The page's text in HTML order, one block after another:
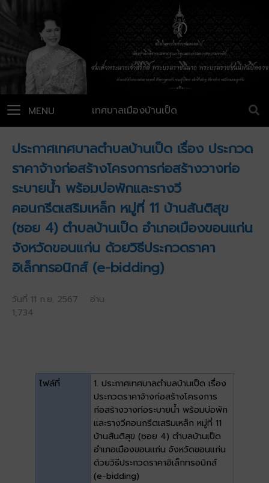
เทศบาลเมืองบ้านเป็ด
MENU
ประกาศเทศบาลตำบลบ้านเป็ด เรื่อง ประกวด
ราคาจ้างก่อสร้างโครงการก่อสร้างวางท่อ
ระบายน้ำ พร้อมบ่อพักและรางวี
คอนกรีตเสริมเหล็ก หมู่ที่ 11 บ้านสันติสุข
(ซอย 4) ตำบลบ้านเป็ด อำเภอเมืองขอนแก่น
จังหวัดขอนแก่น ด้วยวิธีประกวดราคา
อิเล็กทรอนิกส์ (e-bidding)
วันที่ 11 ก.ย. 2567 อ่าน
1,734
ไฟล์ที่
1. ประกาศเทศบาลตำบลบ้านเป็ด เรื่อง
ประกวดราคาจ้างก่อสร้างโครงการ
ก่อสร้างวางท่อระบายน้ำ พร้อมบ่อพัก
และรางวีคอนกรีตเสริมเหล็ก หมู่ที่ 11
บ้านสันติสุข (ซอย 4) ตำบลบ้านเป็ด
อำเภอเมืองขอนแก่น จังหวัดขอนแก่น
ด้วยวิธีประกวดราคาอิเล็กทรอนิกส์
(e-bidding)